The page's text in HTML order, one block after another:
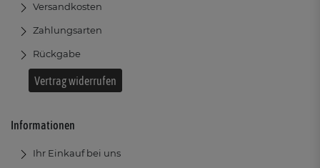
Versandkosten
Zahlungsarten
Rückgabe
Vertrag widerrufen
Informationen
Ihr Einkauf bei uns